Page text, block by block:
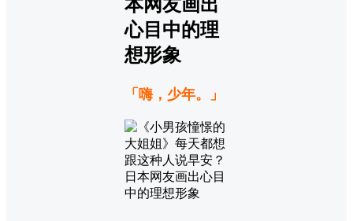
「嗨，少年。」